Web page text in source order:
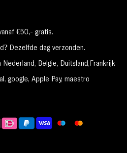
€50,- gratis.
Dezelfde dag verzonden.
Nederland, België, Duitsland,Frankrijk
google, Apple Pay, maestro